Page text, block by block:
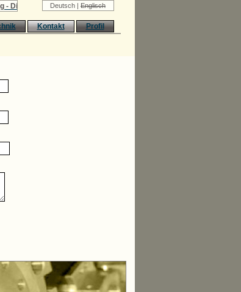
Deutsch | Englisch
neue Art des Fräsens
Kontakt Profil